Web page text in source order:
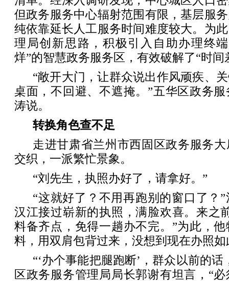
但政务服务中心辐射范围有限，基层服
纯依靠延长人工服务时间难度较大。为
理局创新思路，积极引入自助办理终
烊”的智慧政务服务区，有效破解了“时间
“敞开大门，让群众说出作风顽疾、
桌面，不回避、不遮掩。”五华区政务
涛说。
转换角色查不足
走进甘肃省兰州市西固区政务服务
交织，一派繁忙景象。
“刘先生，执照办好了，请拿好。”
“这就好了？不用再跑别的窗口了？
汉江接过崭新的执照，满脸欢喜。来之
料备齐点，免得一趟办不完。”为此，
料，用双肩包背过来，没想到现在办照
“‘办个事能把腿跑断’，群众以前的
区政务服务管理局局长郭谢有坦言，“